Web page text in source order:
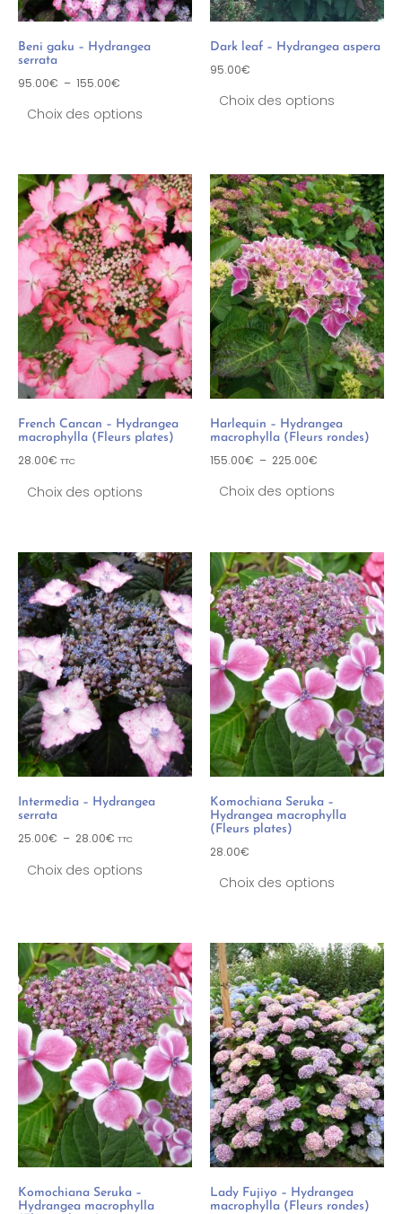
Beni gaku – Hydrangea
serrata
95.00€ – 155.00€
Choix des options
Dark leaf – Hydrangea aspera
95.00€
Choix des options
French Cancan – Hydrangea
macrophylla (Fleurs plates)
28.00€ TTC
Choix des options
Harlequin – Hydrangea
macrophylla (Fleurs rondes)
155.00€ – 225.00€
Choix des options
Intermedia – Hydrangea
serrata
25.00€ – 28.00€ TTC
Choix des options
Komochiana Seruka –
Hydrangea macrophylla
(Fleurs plates)
28.00€
Choix des options
Komochiana Seruka –
Hydrangea macrophylla
Lady Fujiyo – Hydrangea
macrophylla (Fleurs rondes)